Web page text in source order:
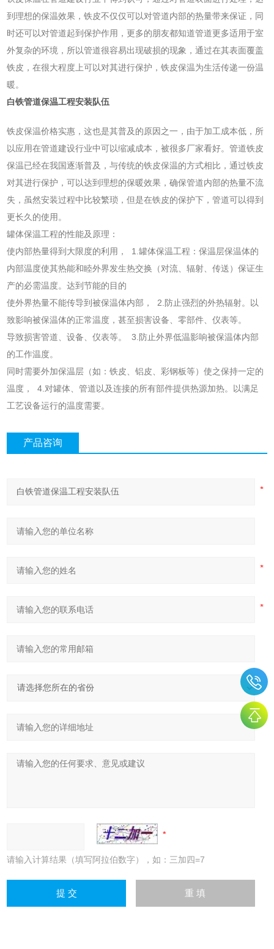
到理想的保温效果，铁皮不仅仅可以对管道内部的热量带来保证，同
时还可以对管道起到保护作用，更多的朋友都知道管道更多适用于室
外复杂的环境，所以管道很容易出现破损的现象，通过在其表面覆盖
铁皮，在很大程度上可以对其进行保护，铁皮保温为生活传递一份温
暖。
白铁管道保温工程安装队伍
铁皮保温价格实惠，这也是其普及的原因之一，由于加工成本低，所
以应用在管道建设行业中可以缩减成本，被很多厂家看好。管道铁皮
保温已经在我国逐渐普及，与传统的铁皮保温的方式相比，通过铁皮
对其进行保护，可以达到理想的保暖效果，确保管道内部的热量不流
失，虽然安装过程中比较繁琐，但是在铁皮的保护下，管道可以得到
更长久的使用。
罐体保温工程的性能及原理：
使内部热量得到大限度的利用， 1.罐体保温工程：保温层保温体的
内部温度使其热能和睦外界发生热交换（对流、辐射、传送）保证生
产的必需温度。达到节能的目的
使外界热量不能传导到被保温体内部， 2.防止强烈的外热辐射。以
致影响被保温体的正常温度，甚至损害设备、零部件、仪表等。
导致损害管道、设备、仪表等。 3.防止外界低温影响被保温体内部
的工作温度。
同时需要外加保温层（如：铁皮、铝皮、彩钢板等）使之保持一定的
温度， 4.对罐体、管道以及连接的所有部件提供热源加热。以满足
工艺设备运行的温度需要。
产品咨询
请输入计算结果（填写阿拉伯数字），如：三加四=7